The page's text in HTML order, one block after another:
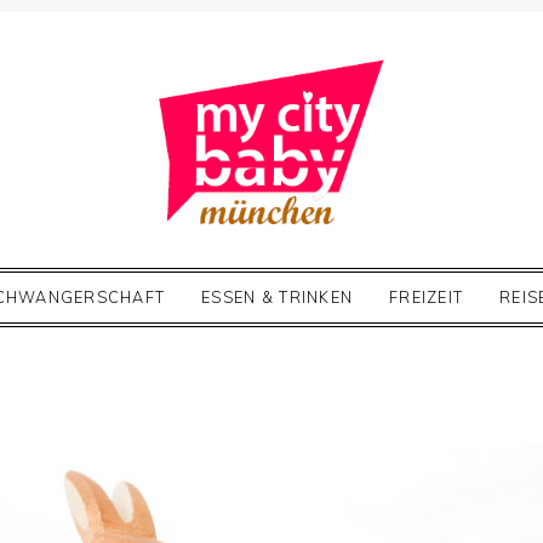
ESSEN & TRINKEN FREIZEIT